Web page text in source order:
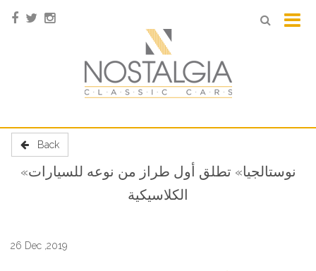
«نوستالجيا» تطلق أول طراز من نوعه للسيارات
الكلاسيكية
Back
26 Dec ,2019